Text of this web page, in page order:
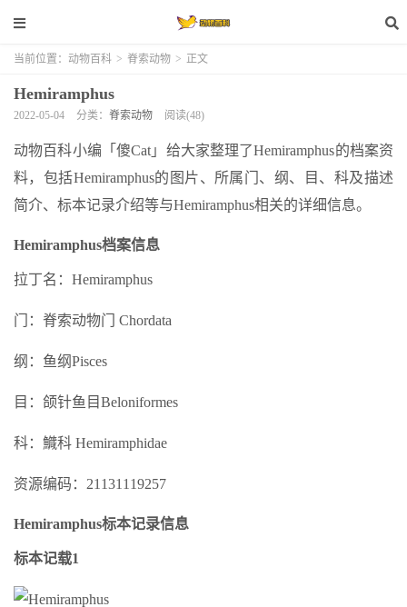
当前位置： 动物百科 > 脊索动物 > 正文
Hemiramphus
2022-05-04 分类： 脊索动物 阅读(48)
动物百科小编「傻Cat」给大家整理了Hemiramphus的档案资
料，包括Hemiramphus的图片、所属门、纲、目、科及描述
简介、标本记录介绍等与Hemiramphus相关的详细信息。
Hemiramphus档案信息
拉丁名：Hemiramphus
门：脊索动物门 Chordata
纲：鱼纲Pisces
目：颌针鱼目Beloniformes
科：鱵科 Hemiramphidae
资源编码：21131119257
Hemiramphus标本记录信息
标本记载1